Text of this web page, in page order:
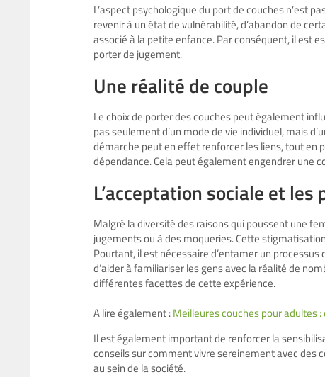
L’aspect psychologique du port de couches n’est
revenir à un état de vulnérabilité, d’abandon de
associé à la petite enfance. Par conséquent, il est
porter de jugement.
Une réalité de couple
Le choix de porter des couches peut également
pas seulement d’un mode de vie individuel, mais
démarche peut en effet renforcer les liens, tout en
dépendance. Cela peut également engendrer une
L’acceptation sociale et les
Malgré la diversité des raisons qui poussent une
jugements ou à des moqueries. Cette
Pourtant, il est nécessaire d’entamer un processus
d’aider à familiariser les gens avec la réalité de
différentes facettes de cette expérience.
A lire également :Meilleures couches pour adultes
Il est également important de renforcer la
conseils sur comment vivre sereinement avec des
au sein de la société.